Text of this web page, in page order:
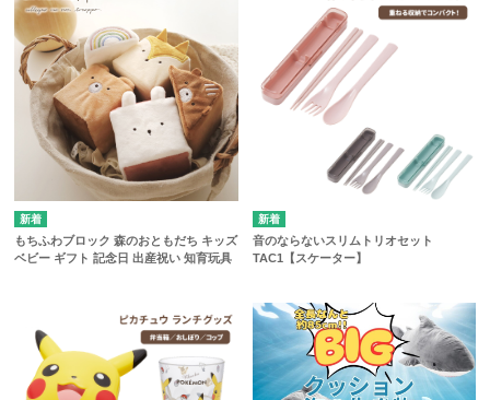
もちふわブロック 森のおともだち キッズ
ベビー ギフト 記念日 出産祝い 知育玩具
音のならないスリムトリオセット
TAC1【スケーター】